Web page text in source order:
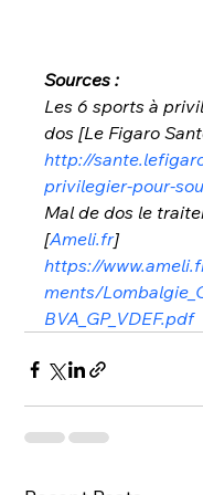
Sources :
Les 6 sports à
dos [Le Figaro
http://
privilegier-pour-
Mal de dos le
[Ameli.fr]
https://
ments/
BVA_GP_VDEF.pdf